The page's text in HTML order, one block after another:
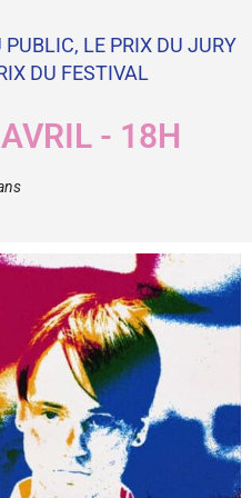
LE PRIX DU JURY
DU FESTIVAL
- 18H